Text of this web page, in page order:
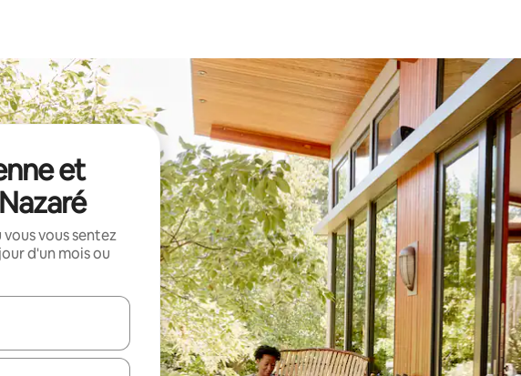
et
vous sentez
d'un mois ou
utilisez les flèches vers le haut et vers le bas pour les parcourir ou en appuyant et en